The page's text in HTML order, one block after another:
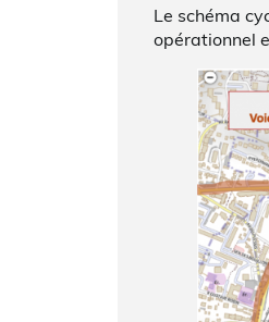
Le schéma
opérationnel